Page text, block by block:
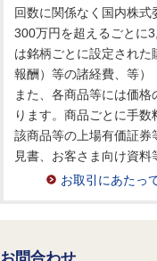
回数に関係なく国内株式
300万円を超えるごとに
は銘柄ごとに設定され
報酬）等の諸経費、等）
また、各商品等には価
ります。商品ごとに手
該商品等の上場有価証
見書、お客さま向け資料
お取引にあたっ